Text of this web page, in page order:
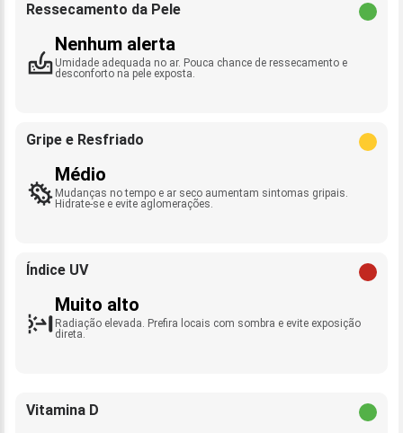
Ressecamento da Pele
Nenhum alerta
Umidade adequada no ar. Pouca chance de ressecamento e
desconforto na pele exposta.
Gripe e Resfriado
Médio
Mudanças no tempo e ar seco aumentam sintomas gripais.
Hidrate-se e evite aglomerações.
Índice UV
Muito alto
Radiação elevada. Prefira locais com sombra e evite exposição
direta.
Vitamina D